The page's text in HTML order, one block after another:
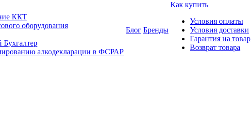
ККТ
оборудования
Бухгалтер
алкодекларации в ФСРАР
Блог Бренды
Как купить
Условия оплаты
Условия доставки
Гарантия на товар
Возврат товара